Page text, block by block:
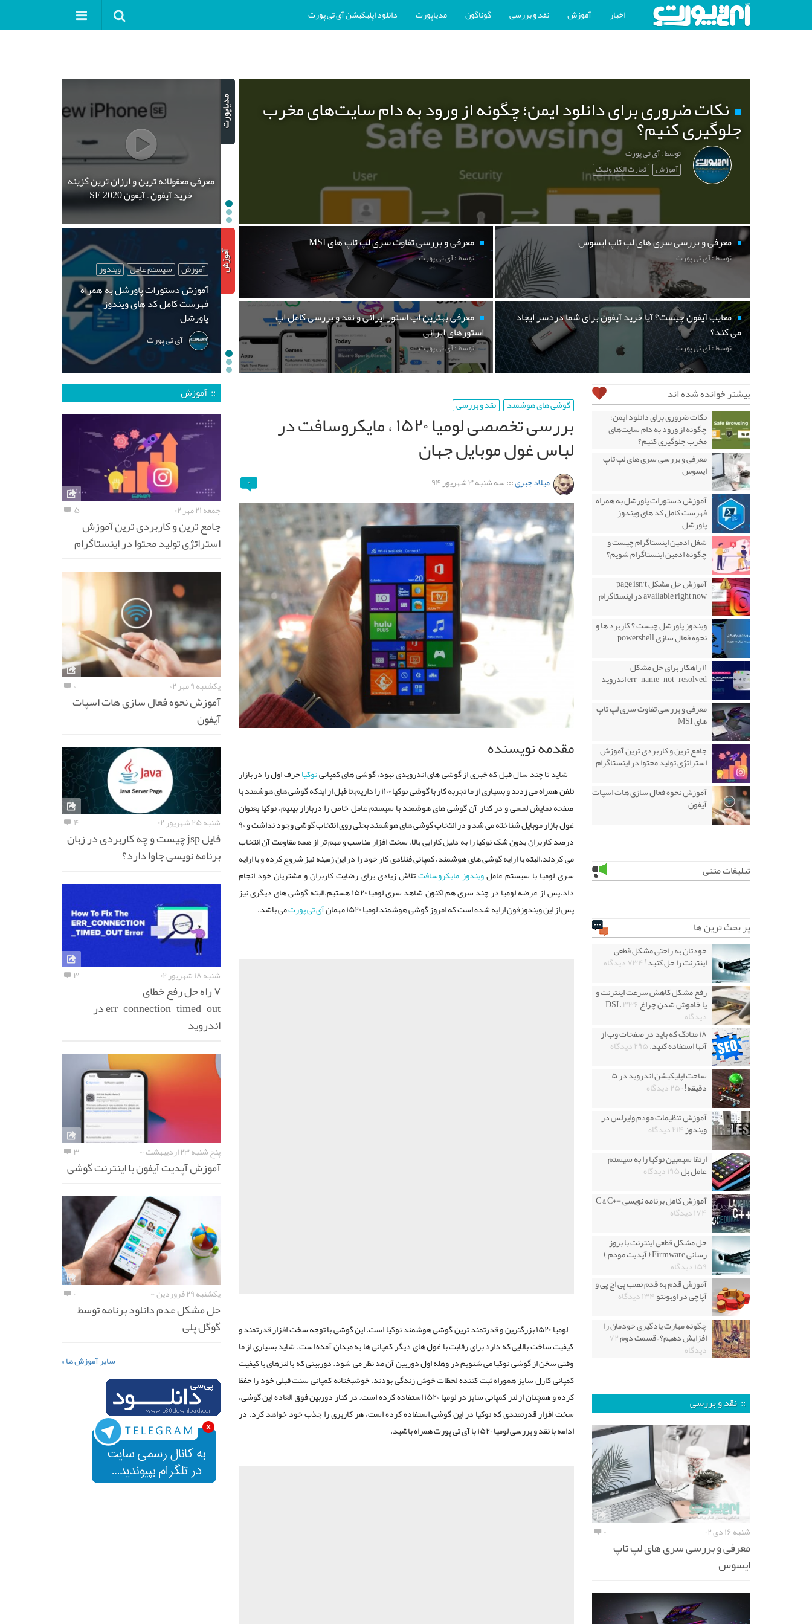
اخبار آموزش نقد و بررسی گوناگون مدیاپورت دانلود اپلیکیشن آی تی پورت
نکات ضروری برای دانلود ایمن؛ چگونه از ورود به دام سایت‌های مخرب
جلوگیری کنیم؟
توسط : آی تی پورت
آموزش تجارت الکترونیک
معرفی و بررسی سری های لپ تاپ ایسوس
توسط : آی تی پورت
معرفی و بررسی تفاوت سری لپ تاپ های MSI
توسط : آی تی پورت
معایب آیفون چیست؟ آیا خرید آیفون برای شما دردسر ایجاد
می کند؟
توسط : آی تی پورت
معرفی بهترین اپ استور ایرانی و نقد و بررسی کامل اپ
استورهای ایرانی
توسط : آی تی پورت
معرفی معقولانه ترین و ارزان ترین گزینه
خرید آیفون – آیفون SE 2020
آموزش سیستم عامل ویندوز
آموزش دستورات پاورشل به همراه
فهرست کامل کد های ویندوز
پاورشل
آی تی پورت
گوشی های هوشمند نقد و بررسی
بررسی تخصصی لومیا ۱۵۲۰ ، مایکروسافت در
لباس غول موبایل جهان
میلاد جبری:::سه شنبه ۳ شهریور ۹۴ ۰
مقدمه نویسنده
شاید تا چند سال قبل که خبری از گوشی های اندرویدی نبود، گوشی های کمپانینوکیاحرف اول را در بازار
تلفن همراه می زدند و بسیاری از ما تجربه کار با گوشی نوکیا ۱۱۰۰ را داریم.تا قبل از اینکه گوشی های هوشمند با
صفحه نمایش لمسی و در کنار آن گوشی های هوشمند با سیستم عامل خاص را دربازار بینیم، نوکیا بعنوان
غول بازار موبایل شناخته می شد و در انتخاب گوشی های هوشمند بحثی روی انتخاب گوشی وجود نداشت و ۹۰
درصد کاربران بدون شک نوکیا را به دلیل کارایی بالا، سخت افزار مناسب و مهم تر از همه مقاومت آن انتخاب
می کردند.البته با ارایه گوشی های هوشمند، کمپانی فنلادی کار خود را در این زمینه نیز شروع کرده و با ارایه
سری لومیا با سیستم عاملویندوزمایکروسافتتلاش زیادی برای رضایت کاربران و مشتریان خود انجام
داد.پس از عرضه لومیا در چند سری هم اکنون شاهد سری لومیا ۱۵۲۰ هستیم.البته گوشی های دیگری نیز
پس از این ویندوزفون ارایه شده است که امروز گوشی هوشمند لومیا ۱۵۲۰ مهمان
آی تی پورتمی باشد.
لومیا ۱۵۲۰ بزرگترین و قدرتمند ترین گوشی هوشمند نوکیا است. این گوشی با توجه سخت افزار قدرتمند و
کیفیت ساخت بالایی که دارد برای رقابت با غول های دیگر کمپانی ها به میدان آمده است. شاید بسیاری از ما
وقتی سخن از گوشی نوکیا می شنویم در وهله اول دوربین آن مد نظر می شود. دوربینی که با لنزهای با کیفیت
کمپانی کارل سایز هموراه ثبت کننده لحظات خوش زندگی بودند. خوشبختانه کمپانی سنت قبلی خود را حفظ
کرده و همچنان از لنز کمپانی سایز در لومیا ۱۵۲۰ استفاده کرده است. در کنار دوربین فوق العاده این گوشی،
سخت افزار قدرتمندی که نوکیا در این گوشی استفاده کرده است، هر کاربری را جذب خود خواهد کرد. در
ادامه با نقد و بررسی لومیا ۱۵۲۰ با آی تی پورت همراه باشید.
بیشتر خوانده شده اند
نکات ضروری برای دانلود ایمن؛
چگونه از ورود به دام سایت‌های
مخرب جلوگیری کنیم؟
معرفی و بررسی سری های لپ تاپ
ایسوس
آموزش دستورات پاورشل به همراه
فهرست کامل کد های ویندوز
پاورشل
شغل ادمین اینستاگرام چیست و
چگونه ادمین اینستاگرام شویم؟
آموزش حل مشکل page isn’t
available right now در اینستاگرام
ویندوز پاورشل چیست ؟ کاربرد ها و
نحوه فعال سازی powershell
۱۱ راهکار برای حل مشکل
err_name_not_resolved اندروید
معرفی و بررسی تفاوت سری لپ تاپ
های MSI
جامع ترین و کاربردی ترین آموزش
استراتژی تولید محتوا در اینستاگرام
آموزش نحوه فعال سازی هات اسپات
آیفون
تبلیغات متنی
پر بحث ترین ها
خودتان به راحتی مشکل قطعی
اینترنت را حل کنید!۷۳۴ دیدگاه
رفع مشکل کاهش سرعت اینترنت و
یا خاموش شدن چراغ DSL۳۳۶
دیدگاه
۱۸ متاتگ که باید در صفحات وب از
آنها استفاده کنید.۲۹۵ دیدگاه
ساخت اپلیکیشن اندروید در ۵
دقیقه!۲۵۰ دیدگاه
آموزش تنظیمات مودم وایرلس در
ویندوز۲۱۴ دیدگاه
ارتقا سیمبین نوکیا را به سیستم
عامل بل۱۹۵ دیدگاه
آموزش کامل برنامه نویسی ++C & C
۱۷۴ دیدگاه
حل مشکل قطعی اینترنت با بروز
رسانی Firmware ( آپدیت مودم )
۱۵۹ دیدگاه
آموزش قدم به قدم نصب پی اچ پی و
آپاچی در اوبونتو۱۳۴ دیدگاه
چگونه مهارت یادگیری خودمان را
افزایش دهیم؟ – قسمت دوم۷۲
دیدگاه
:: نقد و بررسی
شنبه ۱۶ دی ۰۲ ۰
معرفی و بررسی سری های لپ تاپ
ایسوس
:: آموزش
جمعه ۲۱ مهر ۰۲ ۵
جامع ترین و کاربردی ترین آموزش
استراتژی تولید محتوا در اینستاگرام
یکشنبه ۹ مهر ۰۲ ۰
آموزش نحوه فعال سازی هات اسپات
آیفون
شنبه ۲۵ شهریور ۰۲ ۴
فایل jsp چیست و چه کاربردی در زبان
برنامه نویسی جاوا دارد؟
شنبه ۱۸ شهریور ۰۲ ۳
۷ راه حل رفع خطای
err_connection_timed_out در
اندروید
پنج شنبه ۲۳ اردیبهشت ۰۰ ۳
آموزش آپدیت آیفون با اینترنت گوشی
یکشنبه ۲۹ فروردین ۰۰ ۰
حل مشکل عدم دانلود برنامه توسط
گوگل پلی
سایر آموزش ها »